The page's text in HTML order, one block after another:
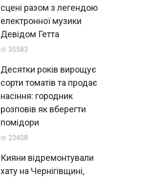
сцені разом з легендою
електронної музики
Девідом Гетта
35583
Десятки років вирощує
сорти томатів та продає
насіння: городник
розповів як вберегти
помідори
23408
Кияни відремонтували
хату на Чернігівщині,